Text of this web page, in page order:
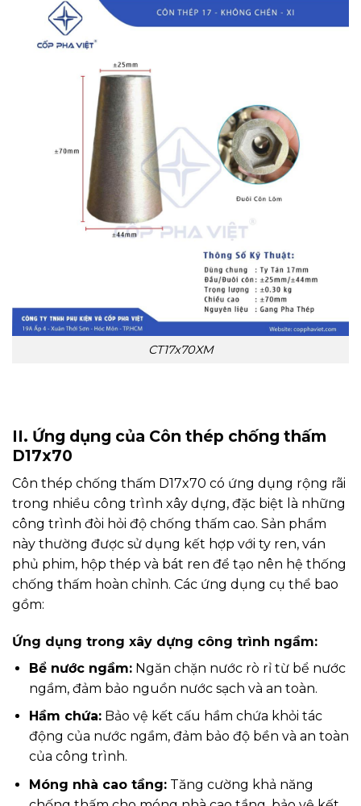
CT17x70XM
II. Ứng dụng của Côn thép chống thấm
D17x70
Côn thép chống thấm D17x70 có ứng dụng rộng rãi
trong nhiều công trình xây dựng, đặc biệt là những
công trình đòi hỏi độ chống thấm cao. Sản phẩm
này thường được sử dụng kết hợp với ty ren, ván
phủ phim, hộp thép và bát ren để tạo nên hệ thống
chống thấm hoàn chỉnh. Các ứng dụng cụ thể bao
gồm:
Ứng dụng trong xây dựng công trình ngầm:
Bể nước ngầm:Ngăn chặn nước rò rỉ từ bể nước
ngầm, đảm bảo nguồn nước sạch và an toàn.
Hầm chứa:Bảo vệ kết cấu hầm chứa khỏi tác
động của nước ngầm, đảm bảo độ bền và an toàn
của công trình.
Móng nhà cao tầng:Tăng cường khả năng